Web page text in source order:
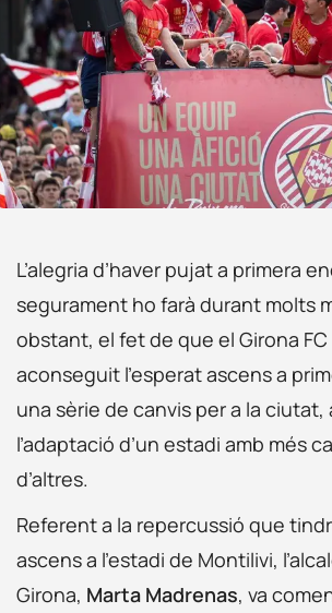
L’alegria d’haver pujat a primera
segurament ho farà durant molts
obstant, el fet de que el Girona FC
aconseguit l’esperat ascens a
una sèrie de canvis per a la ciutat,
l’adaptació d’un estadi amb més
d’altres.
Referent a la repercussió que
ascens a l’estadi de Montilivi,
Girona, Marta Madrenas, va